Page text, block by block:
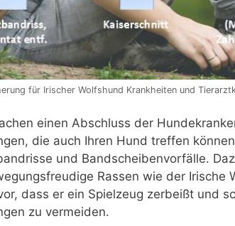
für Irischer Wolfshund Krankheiten und
einen Abschluss der
die auch Ihren Hund treffen
und Bandscheibenvorfälle.
Rassen wie der
dass er ein Spielzeug zerbeißt und
zu vermeiden.